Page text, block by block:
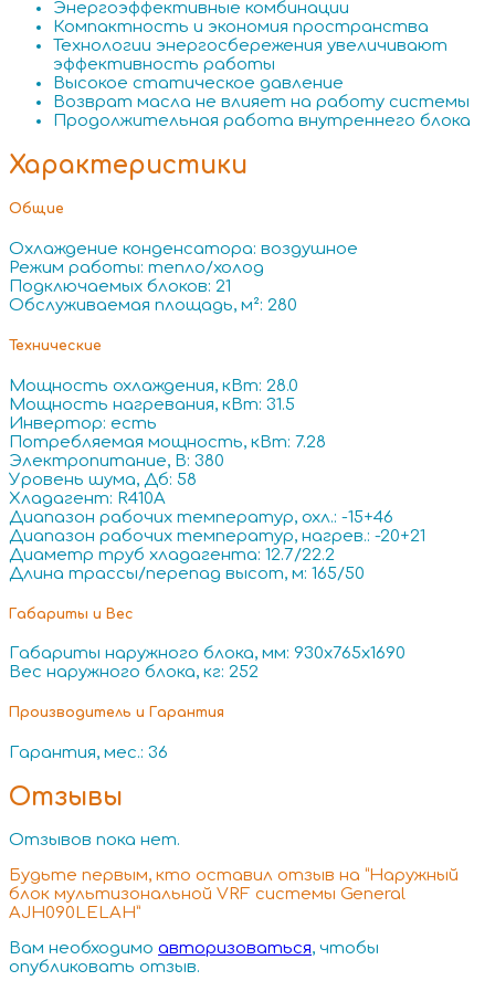
Энергоэффективные комбинации
Компактность и экономия пространства
Технологии энергосбережения увеличивают
эффективность работы
Высокое статическое давление
Возврат масла не влияет на работу системы
Продолжительная работа внутреннего блока
Характеристики
Общие
Охлаждение конденсатора: воздушное
Режим работы: тепло/холод
Подключаемых блоков: 21
Обслуживаемая площадь, м²: 280
Технические
Мощность охлаждения, кВт: 28.0
Мощность нагревания, кВт: 31.5
Инвертор: есть
Потребляемая мощность, кВт: 7.28
Электропитание, В: 380
Уровень шума, Дб: 58
Хладагент: R410A
Диапазон рабочих температур, охл.: -15+46
Диапазон рабочих температур, нагрев.: -20+21
Диаметр труб хладагента: 12.7/22.2
Длина трассы/перепад высот, м: 165/50
Габариты и Вес
Габариты наружного блока, мм: 930x765x1690
Вес наружного блока, кг: 252
Производитель и Гарантия
Гарантия, мес.: 36
Отзывы
Отзывов пока нет.
Будьте первым, кто оставил отзыв на “Наружный
блок мультизональной VRF системы General
AJH090LELAH”
Вам необходимо авторизоваться, чтобы
опубликовать отзыв.